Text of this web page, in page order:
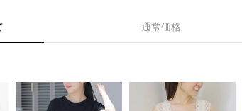
通常価格